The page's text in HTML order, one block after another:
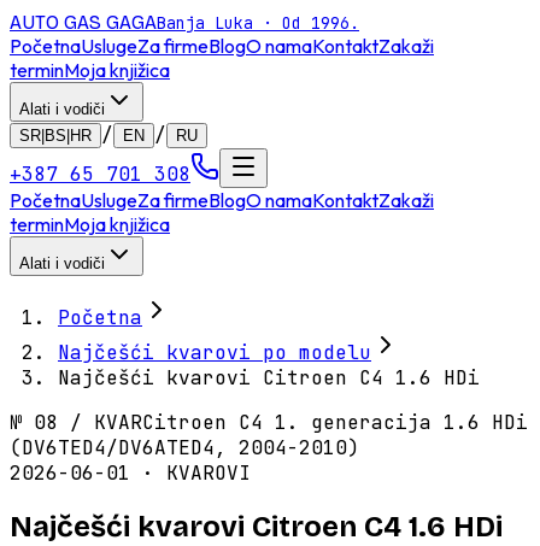
AUTO GAS GAGABanja Luka · Od 1996.
PočetnaUslugeZa firmeBlogO namaKontaktZakaži
terminMoja knjižica
Alati i vodiči
SR|BS|HR
/ EN / RU
+387 65 701 308
PočetnaUslugeZa firmeBlogO namaKontaktZakaži
terminMoja knjižica
Alati i vodiči
Početna
Najčešći kvarovi po modelu
Najčešći kvarovi Citroen C4 1.6 HDi
№ 08 / KVARCitroen C4 1. generacija 1.6 HDi
(DV6TED4/DV6ATED4, 2004-2010)
2026-06-01 · KVAROVI
Najčešći kvarovi Citroen C4 1.6 HDi